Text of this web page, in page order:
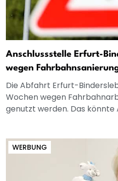
Anschlussstelle Erfurt-
wegen
Die Abfahrt Erfurt-
Wochen wegen
genutzt werden. Das könnte
WERBUNG